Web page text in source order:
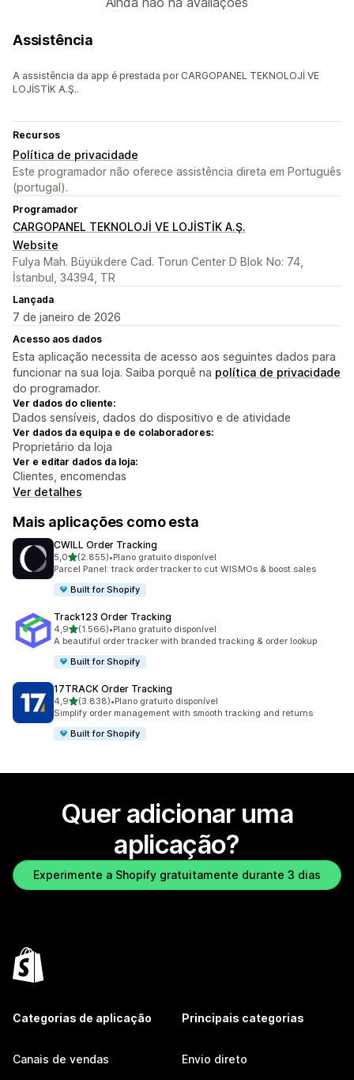
Assistência
A assistência da app é prestada por CARGOPANEL TEKNOLOJİ VE
LOJİSTİK A.Ş..
Recursos
Política de privacidade
Este programador não oferece assistência direta em Português
(portugal).
Programador
CARGOPANEL TEKNOLOJİ VE LOJİSTİK A.Ş.
Website
Fulya Mah. Büyükdere Cad. Torun Center D Blok No: 74,
İstanbul, 34394, TR
Lançada
7 de janeiro de 2026
Acesso aos dados
Esta aplicação necessita de acesso aos seguintes dados para
funcionar na sua loja. Saiba porquê na política de privacidade
do programador.
Ver dados do cliente:
Dados sensíveis, dados do dispositivo e de atividade
Ver dados da equipa e de colaboradores:
Proprietário da loja
Ver e editar dados da loja:
Clientes, encomendas
Ver detalhes
Mais aplicações como esta
CWILL Order Tracking
5,0de 5 estrelas
(2.855)
2855 total de avaliações
•Plano gratuito disponível
Parcel Panel: track order tracker to cut WISMOs & boost sales
Built for Shopify
Track123 Order Tracking
4,9de 5 estrelas
(1.566)
1566 total de avaliações
•Plano gratuito disponível
A beautiful order tracker with branded tracking & order lookup
Built for Shopify
17TRACK Order Tracking
4,9de 5 estrelas
(3.838)
3838 total de avaliações
•Plano gratuito disponível
Simplify order management with smooth tracking and returns
Built for Shopify
Quer adicionar uma
aplicação?
Experimente a Shopify gratuitamente durante 3 dias
Categorias de aplicação
Canais de vendas
Principais categorias
Envio direto